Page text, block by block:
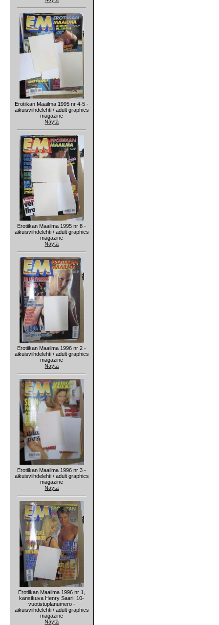
Erotiikan Maailma 1995 nr 4-5 -
aikuisviihdelehti / adult graphics
magazine
Näytä
Erotiikan Maailma 1995 nr 8 -
aikuisviihdelehti / adult graphics
magazine
Näytä
Erotiikan Maailma 1996 nr 2 -
aikuisviihdelehti / adult graphics
magazine
Näytä
Erotiikan Maailma 1996 nr 3 -
aikuisviihdelehti / adult graphics
magazine
Näytä
Erotiikan Maailma 1996 nr 1,
kansikuva Henry Saari, 10-
vuotistuplanumero -
aikuisviihdelehti / adult graphics
magazine
Näytä